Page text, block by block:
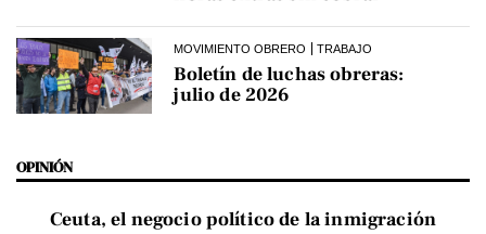
MOVIMIENTO OBRERO TRABAJO
Boletín de luchas obreras:
julio de 2026
OPINIÓN
Ceuta, el negocio político de la inmigración